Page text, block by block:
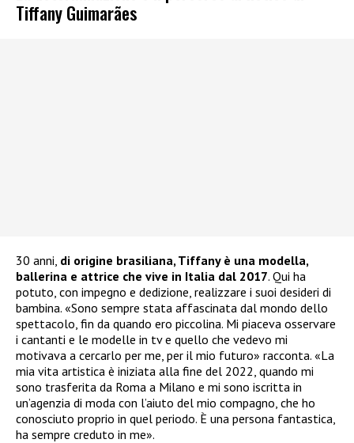
Tiffany Guimarães
30 anni, di origine brasiliana, Tiffany è una modella,
ballerina e attrice che vive in Italia dal 2017. Qui ha
potuto, con impegno e dedizione, realizzare i suoi desideri di
bambina. «Sono sempre stata affascinata dal mondo dello
spettacolo, fin da quando ero piccolina. Mi piaceva osservare
i cantanti e le modelle in tv e quello che vedevo mi
motivava a cercarlo per me, per il mio futuro» racconta. «La
mia vita artistica è iniziata alla fine del 2022, quando mi
sono trasferita da Roma a Milano e mi sono iscritta in
un’agenzia di moda con l’aiuto del mio compagno, che ho
conosciuto proprio in quel periodo. È una persona fantastica,
ha sempre creduto in me».